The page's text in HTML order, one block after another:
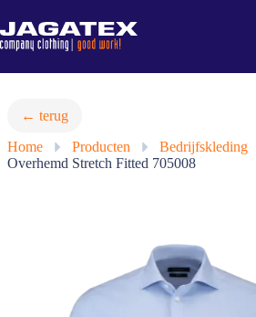
naar
de
inhoud
← terug
Home
» Producten » Bedrijfskleding
Overhemd Stretch Fitted 705008